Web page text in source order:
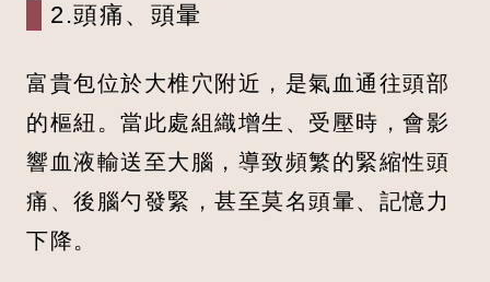
2.頭痛、頭暈
富貴包位於大椎穴附近，是氣血通往頭部
的樞紐。當此處組織增生、受壓時，會影
響血液輸送至大腦，導致頻繁的緊縮性頭
痛、後腦勺發緊，甚至莫名頭暈、記憶力
下降。